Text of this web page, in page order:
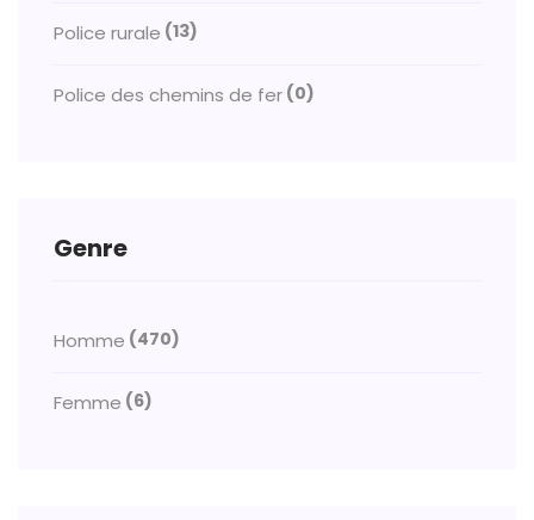
Police rurale (13)
Police des chemins de fer (0)
Genre
Homme (470)
Femme (6)